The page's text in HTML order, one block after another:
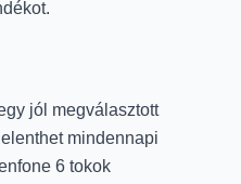
jól megválasztott
mindennapi
6 tokok